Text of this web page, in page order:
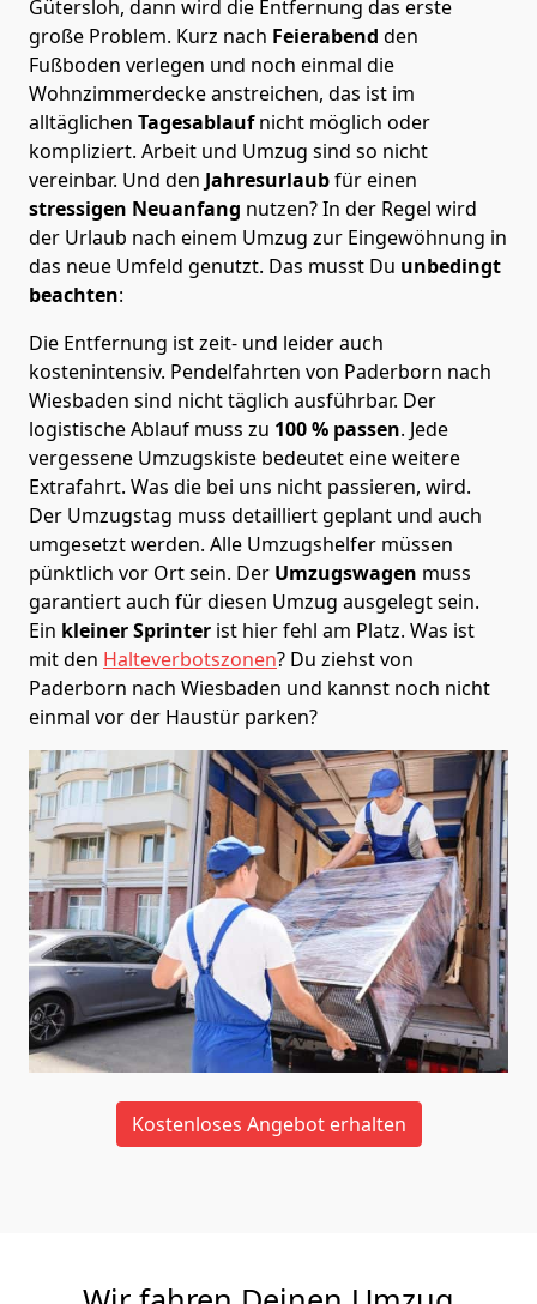
Gütersloh, dann wird die Entfernung das erste
große Problem. Kurz nach Feierabend den
Fußboden verlegen und noch einmal die
Wohnzimmerdecke anstreichen, das ist im
alltäglichen Tagesablaufnicht möglich oder
kompliziert. Arbeit und Umzug sind so nicht
vereinbar. Und den Jahresurlaubfür einen
stressigen Neuanfang nutzen? In der Regel wird
der Urlaub nach einem Umzug zur Eingewöhnung in
das neue Umfeld genutzt. Das musst Du unbedingt
beachten:
Die Entfernung ist zeit- und leider auch
kostenintensiv. Pendelfahrten von Paderborn nach
Wiesbaden sind nicht täglich ausführbar. Der
logistische Ablauf muss zu 100 % passen. Jede
vergessene Umzugskiste bedeutet eine weitere
Extrafahrt. Was die bei uns nicht passieren, wird.
Der Umzugstag muss detailliert geplant und auch
umgesetzt werden. Alle Umzugshelfer müssen
pünktlich vor Ort sein. Der Umzugswagen muss
garantiert auch für diesen Umzug ausgelegt sein.
Ein kleiner Sprinter ist hier fehl am Platz. Was ist
mit den Halteverbotszonen? Du ziehst von
Paderborn nach Wiesbaden und kannst noch nicht
einmal vor der Haustür parken?
Kostenloses Angebot erhalten